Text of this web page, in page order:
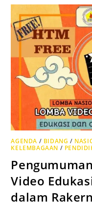
AGENDA / BIDANG /
KELEMBAGAAN /
Video
dalam